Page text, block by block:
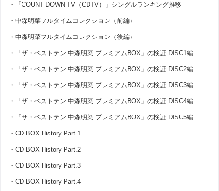
・「COUNT DOWN TV（CDTV）」シングルランキング推移
・中森明菜フルタイムコレクション（前編）
・中森明菜フルタイムコレクション（後編）
・「ザ・ベストテン 中森明菜 プレミアムBOX」の検証 DISC1編
・「ザ・ベストテン 中森明菜 プレミアムBOX」の検証 DISC2編
・「ザ・ベストテン 中森明菜 プレミアムBOX」の検証 DISC3編
・「ザ・ベストテン 中森明菜 プレミアムBOX」の検証 DISC4編
・「ザ・ベストテン 中森明菜 プレミアムBOX」の検証 DISC5編
・CD BOX History Part.1
・CD BOX History Part.2
・CD BOX History Part.3
・CD BOX History Part.4